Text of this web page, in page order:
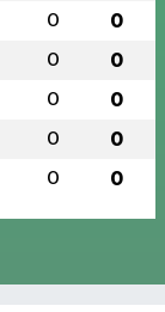
0 0
0 0
0 0
0 0
0 0